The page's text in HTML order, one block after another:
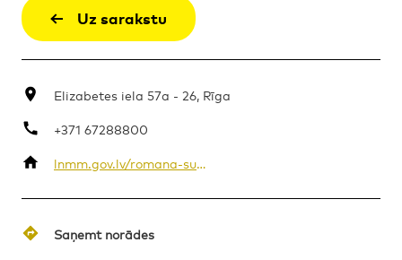
Uz sarakstu
Elizabetes iela 57a - 26, Rīga
+371 67288800
lnmm.gov.lv/romana-sutas-un-aleksandras-belcovas-muzejs/apmekle/kontakti
Saņemt norādes